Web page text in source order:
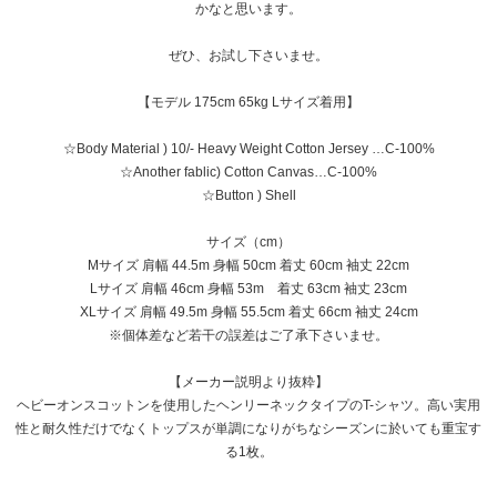
かなと思います。
ぜひ、お試し下さいませ。
【モデル 175cm 65kg Lサイズ着用】
☆Body Material ) 10/- Heavy Weight Cotton Jersey …C-100%
☆Another fablic) Cotton Canvas…C-100%
☆Button ) Shell
サイズ（cm）
Mサイズ 肩幅 44.5m 身幅 50cm 着丈 60cm 袖丈 22cm
Lサイズ 肩幅 46cm 身幅 53m 着丈 63cm 袖丈 23cm
XLサイズ 肩幅 49.5m 身幅 55.5cm 着丈 66cm 袖丈 24cm
※個体差など若干の誤差はご了承下さいませ。
【メーカー説明より抜粋】
ヘビーオンスコットンを使用したヘンリーネックタイプのT-シャツ。高い実用
性と耐久性だけでなくトップスが単調になりがちなシーズンに於いても重宝す
る1枚。